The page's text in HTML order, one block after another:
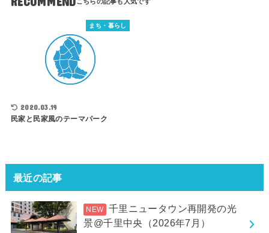
まち・暮らし
2020.03.19
民家と民家風のテーマパーク
最近の記事
千里ニュータウン再開発の光
景@千里中央（2026年7月）